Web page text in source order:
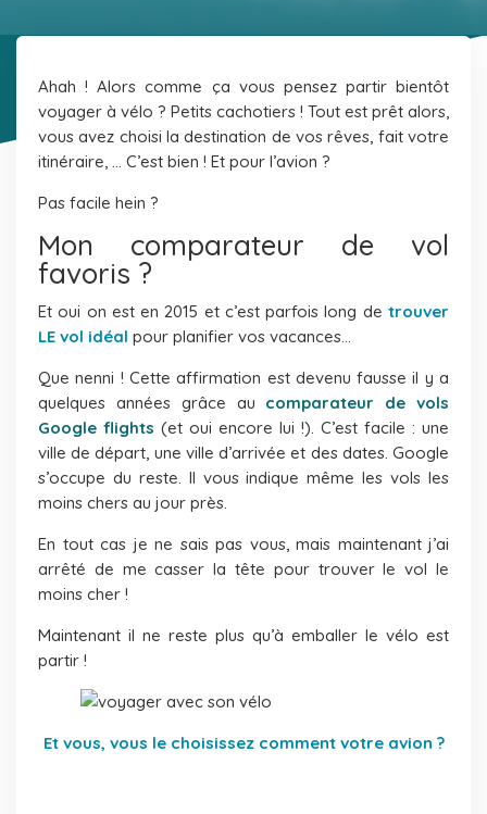
Ahah ! Alors comme ça vous pensez partir bientôt
voyager à vélo ? Petits cachotiers ! Tout est prêt alors,
vous avez choisi la destination de vos rêves, fait votre
itinéraire, … C’est bien ! Et pour l’avion ?
Pas facile hein ?
Mon comparateur de vol
favoris ?
Et oui on est en 2015 et c’est parfois long de trouver
LE vol idéal pour planifier vos vacances…
Que nenni ! Cette affirmation est devenu fausse il y a
quelques années grâce au comparateur de vols
Google flights (et oui encore lui !). C’est facile : une
ville de départ, une ville d’arrivée et des dates. Google
s’occupe du reste. Il vous indique même les vols les
moins chers au jour près.
En tout cas je ne sais pas vous, mais maintenant j’ai
arrêté de me casser la tête pour trouver le vol le
moins cher !
Maintenant il ne reste plus qu’à emballer le vélo est
partir !
Et vous, vous le choisissez comment votre avion ?